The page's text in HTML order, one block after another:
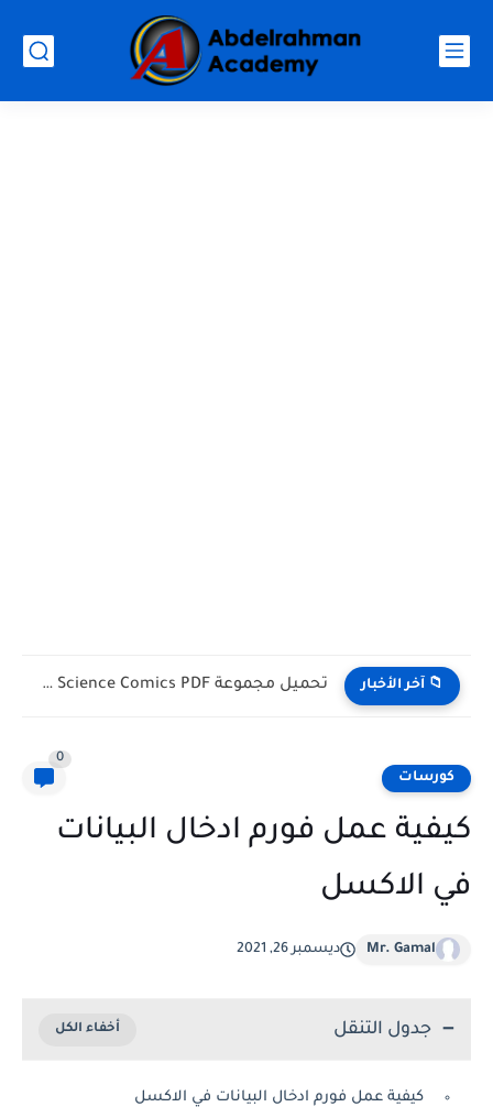
📁 آخر الأخبار تحميل كتب English Idioms مجانا |من كامبريدج English Phrasal Verbs...
كورسات
0
كيفية عمل فورم ادخال البيانات
في الاكسل
Mr. Gamal ديسمبر 26, 2021
جدول التنقل
كيفية عمل فورم ادخال البيانات في الاكسل